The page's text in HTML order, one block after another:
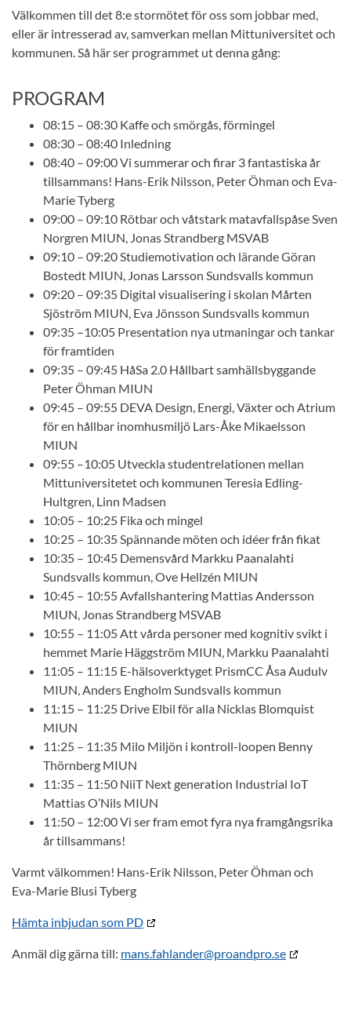
Välkommen till det 8:e stormötet för oss som jobbar med,
eller är intresserad av, samverkan mellan Mittuniversitet och
kommunen. Så här ser programmet ut denna gång:
PROGRAM
08:15 – 08:30 Kaffe och smörgås, förmingel
08:30 – 08:40 Inledning
08:40 – 09:00 Vi summerar och firar 3 fantastiska år
tillsammans! Hans-Erik Nilsson, Peter Öhman och Eva-
Marie Tyberg
09:00 – 09:10 Rötbar och våtstark matavfallspåse Sven
Norgren MIUN, Jonas Strandberg MSVAB
09:10 – 09:20 Studiemotivation och lärande Göran
Bostedt MIUN, Jonas Larsson Sundsvalls kommun
09:20 – 09:35 Digital visualisering i skolan Mårten
Sjöström MIUN, Eva Jönsson Sundsvalls kommun
09:35 –10:05 Presentation nya utmaningar och tankar
för framtiden
09:35 – 09:45 HåSa 2.0 Hållbart samhällsbyggande
Peter Öhman MIUN
09:45 – 09:55 DEVA Design, Energi, Växter och Atrium
för en hållbar inomhusmiljö Lars-Åke Mikaelsson
MIUN
09:55 –10:05 Utveckla studentrelationen mellan
Mittuniversitetet och kommunen Teresia Edling-
Hultgren, Linn Madsen
10:05 – 10:25 Fika och mingel
10:25 – 10:35 Spännande möten och idéer från fikat
10:35 – 10:45 Demensvård Markku Paanalahti
Sundsvalls kommun, Ove Hellzén MIUN
10:45 – 10:55 Avfallshantering Mattias Andersson
MIUN, Jonas Strandberg MSVAB
10:55 – 11:05 Att vårda personer med kognitiv svikt i
hemmet Marie Häggström MIUN, Markku Paanalahti
11:05 – 11:15 E-hälsoverktyget PrismCC Åsa Audulv
MIUN, Anders Engholm Sundsvalls kommun
11:15 – 11:25 Drive Elbil för alla Nicklas Blomquist
MIUN
11:25 – 11:35 Milo Miljön i kontroll-loopen Benny
Thörnberg MIUN
11:35 – 11:50 NiiT Next generation Industrial IoT
Mattias O’Nils MIUN
11:50 – 12:00 Vi ser fram emot fyra nya framgångsrika
år tillsammans!
Varmt välkommen! Hans-Erik Nilsson, Peter Öhman och
Eva-Marie Blusi Tyberg
Hämta inbjudan som PD
Anmäl dig gärna till: mans.fahlander@proandpro.se